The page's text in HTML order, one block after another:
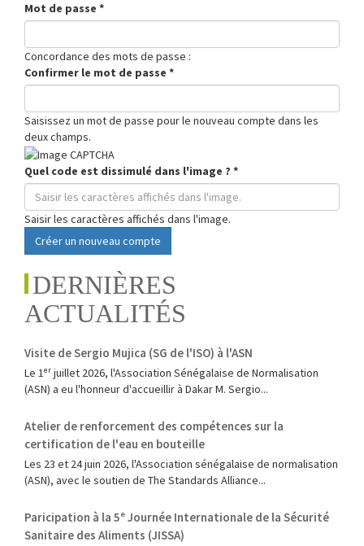
Mot de passe *
Concordance des mots de passe :
Confirmer le mot de passe *
Saisissez un mot de passe pour le nouveau compte dans les
deux champs.
Quel code est dissimulé dans l'image ? *
Saisir les caractères affichés dans l'image.
Créer un nouveau compte
DERNIÈRES
ACTUALITÉS
Visite de Sergio Mujica (SG de l'ISO) à l'ASN
Le 1ᵉʳ juillet 2026, l'Association Sénégalaise de Normalisation
(ASN) a eu l'honneur d'accueillir à Dakar M. Sergio...
Atelier de renforcement des compétences sur la
certification de l'eau en bouteille
Les 23 et 24 juin 2026, l'Association sénégalaise de normalisation
(ASN), avec le soutien de The Standards Alliance...
Paricipation à la 5ᵉ Journée Internationale de la Sécurité
Sanitaire des Aliments (JISSA)